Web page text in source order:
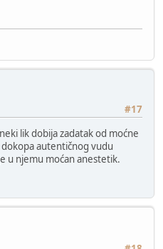
#17
lik dobija zadatak od moćne
autentičnog vudu
u njemu moćan anestetik.